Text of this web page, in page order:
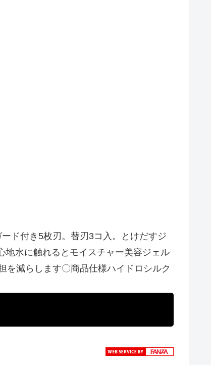
ド付き5枚刃。替刃3コ入。とけだすジ
地水に触れるとモイスチャー美容ジェル
を減らします〇商品仕様ハイドロシルク